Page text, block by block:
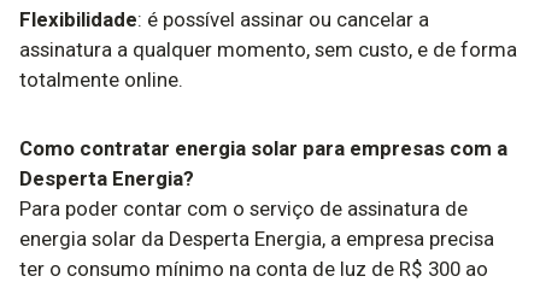
Flexibilidade: é possível assinar ou cancelar a
assinatura a qualquer momento, sem custo, e de forma
totalmente online.
Como contratar energia solar para empresas com a
Desperta Energia?
Para poder contar com o serviço de assinatura de
energia solar da Desperta Energia, a empresa precisa
ter o consumo mínimo na conta de luz de R$ 300 ao